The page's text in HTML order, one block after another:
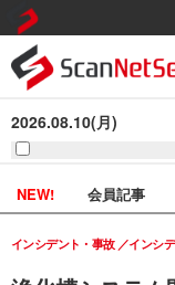
2026.08.10(月)
NEW! 会員記事
インシデント・事故 インシ